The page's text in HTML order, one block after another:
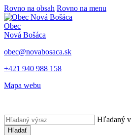
Rovno na obsah Rovno na menu
Obec
Nová Bošáca
obec@novabosaca.sk
+421 940 988 158
Mapa webu
Hľadaný
Hľadať